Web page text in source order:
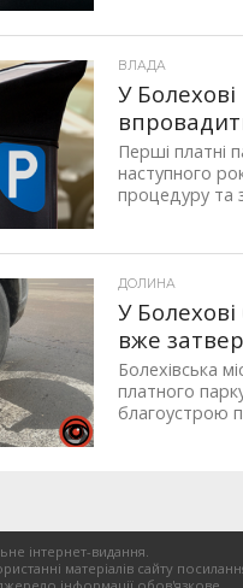
ВЛАДА
У
Перші платні
наступного
процедуру та
ДОЛИНА
У
вже
Болехівська
платного
благоустрою
інтернет-видання.
матеріалів сайту